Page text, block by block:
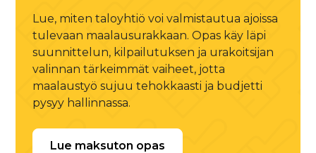
Lue, miten taloyhtiö voi valmistautua ajoissa
tulevaan maalausurakkaan. Opas käy läpi
suunnittelun, kilpailutuksen ja urakoitsijan
valinnan tärkeimmät vaiheet, jotta
maalaustyö sujuu tehokkaasti ja budjetti
pysyy hallinnassa.
Lue maksuton opas